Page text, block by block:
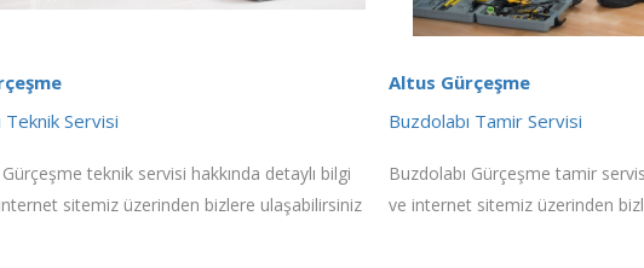
Teknik Servisi
teknik servisi hakkında detaylı bilgi
sitemiz üzerinden bizlere ulaşabilirsiniz
Altus Gürçeşme
Buzdolabı Tamir Servisi
Buzdolabı Gürçeşme tamir
ve internet sitemiz üzerinden